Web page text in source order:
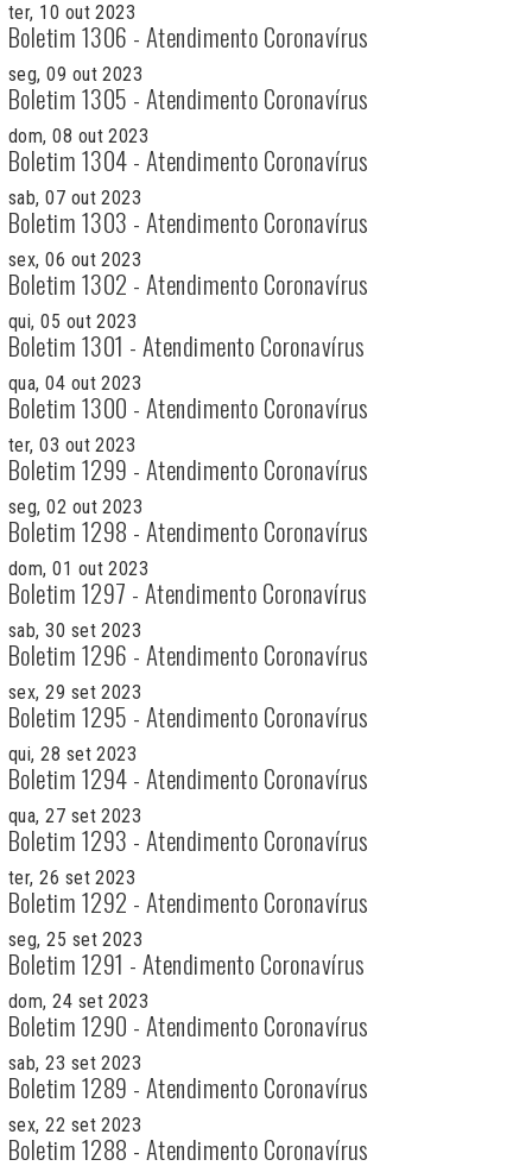
ter, 10 out 2023
Boletim 1306 - Atendimento Coronavírus
seg, 09 out 2023
Boletim 1305 - Atendimento Coronavírus
dom, 08 out 2023
Boletim 1304 - Atendimento Coronavírus
sab, 07 out 2023
Boletim 1303 - Atendimento Coronavírus
sex, 06 out 2023
Boletim 1302 - Atendimento Coronavírus
qui, 05 out 2023
Boletim 1301 - Atendimento Coronavírus
qua, 04 out 2023
Boletim 1300 - Atendimento Coronavírus
ter, 03 out 2023
Boletim 1299 - Atendimento Coronavírus
seg, 02 out 2023
Boletim 1298 - Atendimento Coronavírus
dom, 01 out 2023
Boletim 1297 - Atendimento Coronavírus
sab, 30 set 2023
Boletim 1296 - Atendimento Coronavírus
sex, 29 set 2023
Boletim 1295 - Atendimento Coronavírus
qui, 28 set 2023
Boletim 1294 - Atendimento Coronavírus
qua, 27 set 2023
Boletim 1293 - Atendimento Coronavírus
ter, 26 set 2023
Boletim 1292 - Atendimento Coronavírus
seg, 25 set 2023
Boletim 1291 - Atendimento Coronavírus
dom, 24 set 2023
Boletim 1290 - Atendimento Coronavírus
sab, 23 set 2023
Boletim 1289 - Atendimento Coronavírus
sex, 22 set 2023
Boletim 1288 - Atendimento Coronavírus